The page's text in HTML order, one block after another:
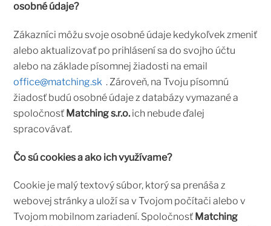
osobné údaje?
Zákazníci môžu svoje osobné údaje kedykoľvek zmeniť
alebo aktualizovať po prihlásení sa do svojho účtu
alebo na základe písomnej žiadosti na email
office@matching.sk . Zároveň, na Tvoju písomnú
žiadosť budú osobné údaje z databázy vymazané a
spoločnosť Matching s.r.o.ich nebude ďalej
spracovávať.
Čo sú cookies a ako ich využívame?
Cookie je malý textový súbor, ktorý sa prenáša z
webovej stránky a uloží sa v Tvojom počítači alebo v
Tvojom mobilnom zariadení. Spoločnosť Matching